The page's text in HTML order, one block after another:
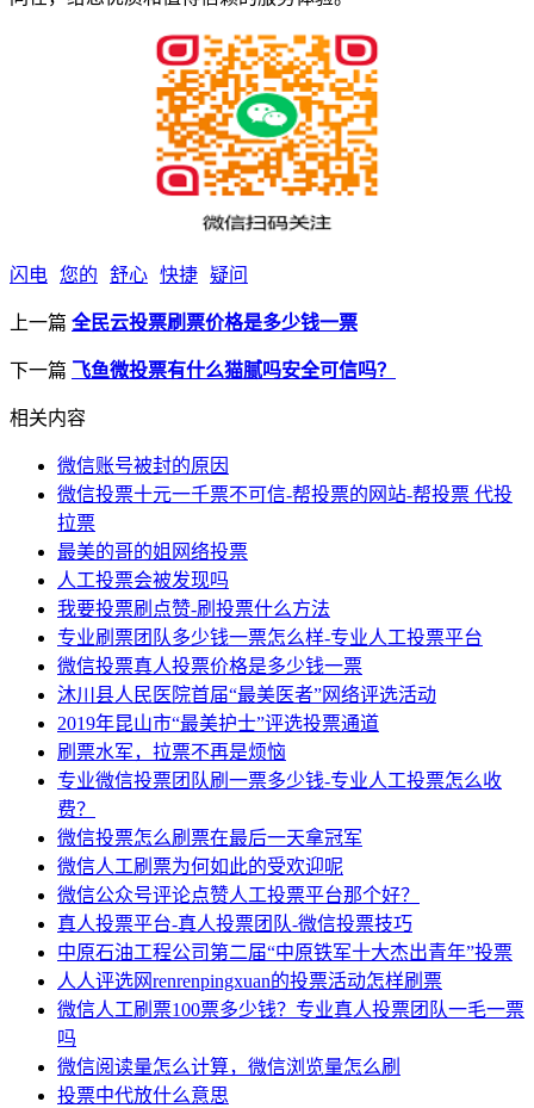
闪电 您的 舒心 快捷 疑问
上一篇 全民云投票刷票价格是多少钱一票
下一篇 飞鱼微投票有什么猫腻吗安全可信吗？
相关内容
微信账号被封的原因
微信投票十元一千票不可信-帮投票的网站-帮投票 代投
拉票
最美的哥的姐网络投票
人工投票会被发现吗
我要投票刷点赞-刷投票什么方法
专业刷票团队多少钱一票怎么样-专业人工投票平台
微信投票真人投票价格是多少钱一票
沐川县人民医院首届“最美医者”网络评选活动
2019年昆山市“最美护士”评选投票通道
刷票水军，拉票不再是烦恼
专业微信投票团队刷一票多少钱-专业人工投票怎么收
费？
微信投票怎么刷票在最后一天拿冠军
微信人工刷票为何如此的受欢迎呢
微信公众号评论点赞人工投票平台那个好？
真人投票平台-真人投票团队-微信投票技巧
中原石油工程公司第二届“中原铁军十大杰出青年”投票
人人评选网renrenpingxuan的投票活动怎样刷票
微信人工刷票100票多少钱？专业真人投票团队一毛一票
吗
微信阅读量怎么计算，微信浏览量怎么刷
投票中代放什么意思